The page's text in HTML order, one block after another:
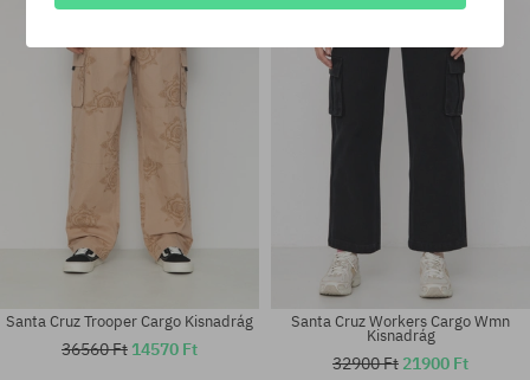
6
Santa Cruz Trooper Cargo Kisnadrág
36560 Ft 14570 Ft
Santa Cruz Workers Cargo Wmn
Kisnadrág
32900 Ft 21900 Ft